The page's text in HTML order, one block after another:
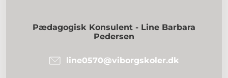
Pædagogisk Konsulent - Line Barbara
Pedersen
line0570@viborgskoler.dk